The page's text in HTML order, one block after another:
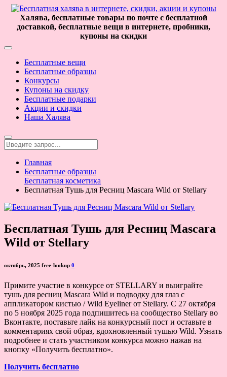
Халява, бесплатные товары по почте с бесплатной
доставкой, бесплатные вещи в интернете, пробники,
купоны на скидки
Бесплатные вещи
Бесплатные образцы
Конкурсы
Купоны на скидку
Бесплатные подарки
Акции и скидки
Наша Халява
Главная
Бесплатные образцы
Бесплатная косметика
Бесплатная Тушь для Ресниц Mascara Wild от Stellary
Бесплатная Тушь для Ресниц Mascara
Wild от Stellary
октябрь, 2025 free-lookup 0
Примите участие в конкурсе от STELLARY и выиграйте
тушь для ресниц Mascara Wild и подводку для глаз с
аппликатором кистью / Wild Eyeliner от Stellary. С 27 октября
по 5 ноября 2025 года подпишитесь на сообщество Stellary во
Вконтакте, поставьте лайк на конкурсный пост и оставьте в
комментариях свой образ, вдохновленный тушью Wild. Узнать
подробнее и стать участником конкурса можно нажав на
кнопку «Получить бесплатно».
Получить бесплатно